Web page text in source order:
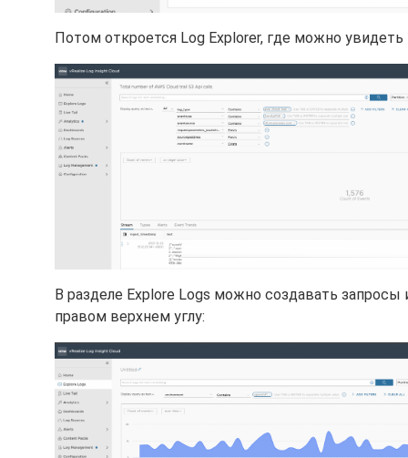
Потом откроется Log Explorer, где можно
В разделе Explore Logs можно создавать запросы
правом верхнем углу: